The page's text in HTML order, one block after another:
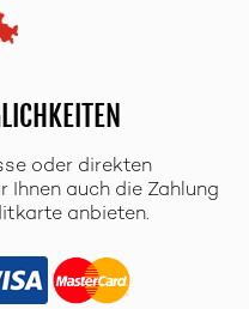
oder direkten
Ihnen auch die Zahlung
anbieten.